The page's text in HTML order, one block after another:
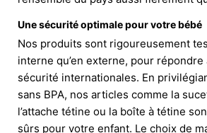
Une sécurité optimale pour votre bébé
Nos produits sont rigoureusement
interne qu’en externe, pour répondre
sécurité internationales. En
sans BPA, nos articles comme la
l’attache tétine ou la boîte à tétine
sûrs pour votre enfant. Le choix de